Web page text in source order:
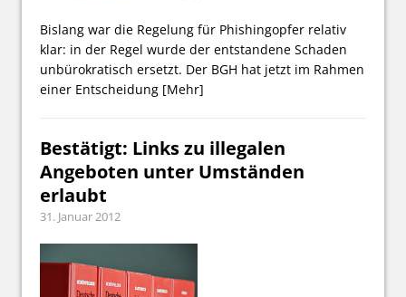
Bislang war die Regelung für Phishingopfer relativ
klar: in der Regel wurde der entstandene Schaden
unbürokratisch ersetzt. Der BGH hat jetzt im Rahmen
einer Entscheidung [Mehr]
Bestätigt: Links zu illegalen
Angeboten unter Umständen
erlaubt
31. Januar 2012